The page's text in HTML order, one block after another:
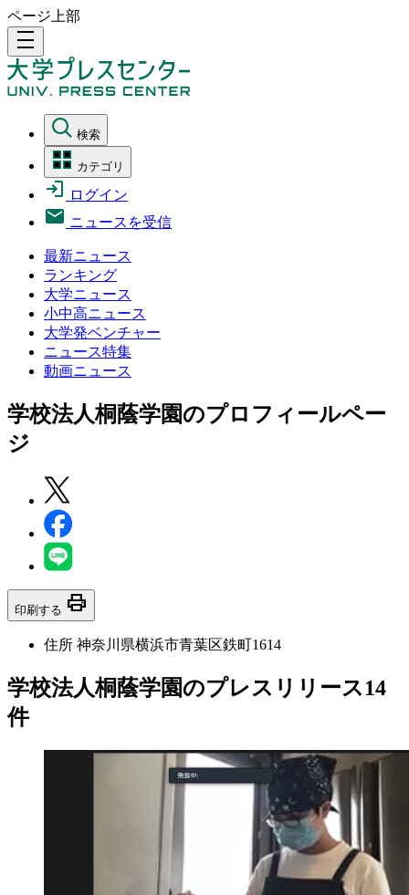
ページ上部
density_medium
検索
カテゴリ
ログイン
ニュースを受信
最新ニュース
ランキング
大学ニュース
小中高ニュース
大学発ベンチャー
ニュース特集
動画ニュース
学校法人桐蔭学園のプロフィールペー
ジ
印刷する print
住所 神奈川県横浜市青葉区鉄町1614
学校法人桐蔭学園のプレスリリース14
件